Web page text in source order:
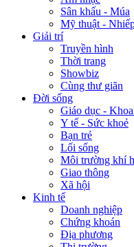
Sân khấu - Múa
Mỹ thuật -
Giải trí
Truyền hình
Thời trang
Showbiz
Cùng thư giãn
Đời sống
Giáo dục -
Y tế - Sức khoẻ
Bạn trẻ
Lối sống
Môi trường khí
Giao thông
Xã hội
Kinh tế
Doanh nghiệp
Chứng khoán
Địa phương